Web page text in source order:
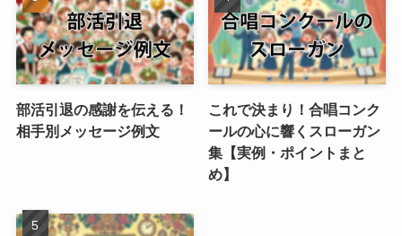
部活引退の感謝を伝える！
相手別メッセージ例文
これで決まり！合唱コンク
ールの心に響くスローガン
集【実例・ポイントまと
め】